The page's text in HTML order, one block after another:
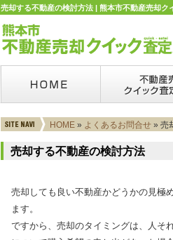
売却する不動産の検討方法 | 熊本市不動産売却ク
HOME » よくあるお問合せ » 売
売却する不動産の検討方法
売却しても良い不動産かどうかの見極
ます。
ですから、売却のタイミングは、人そ